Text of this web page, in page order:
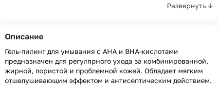
Развернуть ↓
Описание
Гель-пилинг для умывания с AHA и ВНА-кислотами
предназначен для регулярного ухода за комбинированной,
жирной, пористой и проблемной кожей. Обладает мягким
отшелушивающим эффектом и антисептическим действием.